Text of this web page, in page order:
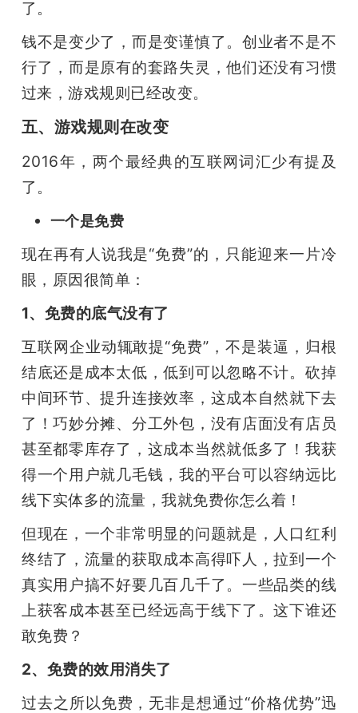
了。
钱不是变少了，而是变谨慎了。创业者不是不
行了，而是原有的套路失灵，他们还没有习惯
过来，游戏规则已经改变。
五、游戏规则在改变
2016年，两个最经典的互联网词汇少有提及
了。
一个是免费
现在再有人说我是“免费”的，只能迎来一片冷
眼，原因很简单：
1、免费的底气没有了
互联网企业动辄敢提“免费”，不是装逼，归根
结底还是成本太低，低到可以忽略不计。砍掉
中间环节、提升连接效率，这成本自然就下去
了！巧妙分摊、分工外包，没有店面没有店员
甚至都零库存了，这成本当然就低多了！我获
得一个用户就几毛钱，我的平台可以容纳远比
线下实体多的流量，我就免费你怎么着！
但现在，一个非常明显的问题就是，人口红利
终结了，流量的获取成本高得吓人，拉到一个
真实用户搞不好要几百几千了。一些品类的线
上获客成本甚至已经远高于线下了。这下谁还
敢免费？
2、免费的效用消失了
过去之所以免费，无非是想通过“价格优势”迅